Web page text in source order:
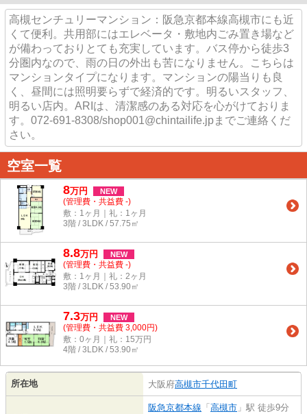
高槻センチュリーマンション：阪急京都本線高槻市にも近
くて便利。共用部にはエレベータ・敷地内ごみ置き場など
が備わっておりとても充実しています。バス停から徒歩3
分圏内なので、雨の日の外出も苦になりません。こちらは
マンションタイプになります。マンションの陽当りも良
く、昼間には照明要らずで経済的です。明るいスタッフ、
明るい店内。ARIは、清潔感のある対応を心がけておりま
す。072-691-8308/shop001@chintailife.jpまでご連絡くだ
さい。
空室一覧
8万円 NEW
(管理費・共益費 -)
敷：1ヶ月｜礼：1ヶ月
3階 / 3LDK / 57.75㎡
8.8万円 NEW
(管理費・共益費 -)
敷：1ヶ月｜礼：2ヶ月
3階 / 3LDK / 53.90㎡
7.3万円 NEW
(管理費・共益費 3,000円)
敷：0ヶ月｜礼：15万円
4階 / 3LDK / 53.90㎡
所在地 大阪府高槻市千代田町
阪急京都本線 「 高槻市 」駅 徒歩9分